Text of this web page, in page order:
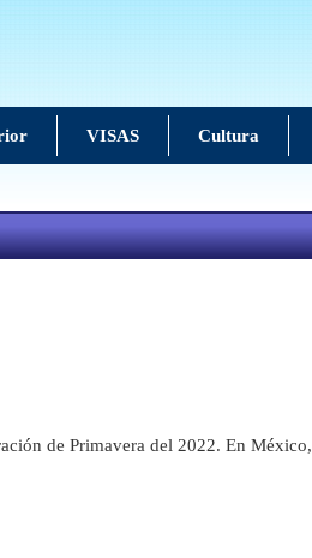
VISAS Cultura
de Primavera del 2022. En